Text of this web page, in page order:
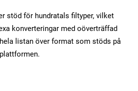
stöd för hundratals filtyper, vilket
konverteringar med oöverträffad
listan över format som stöds på